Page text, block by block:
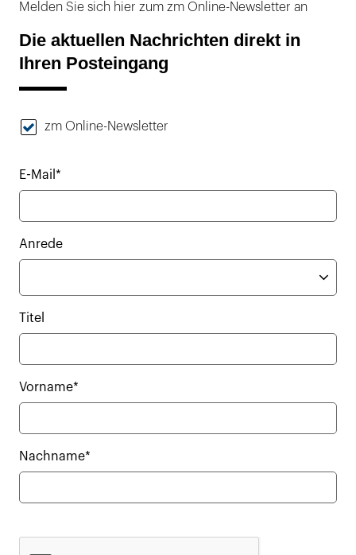
Melden Sie sich hier zum zm Online-Newsletter an
Die aktuellen Nachrichten direkt in
Ihren Posteingang
zm Online-Newsletter
E-Mail*
Anrede
Titel
Vorname*
Nachname*